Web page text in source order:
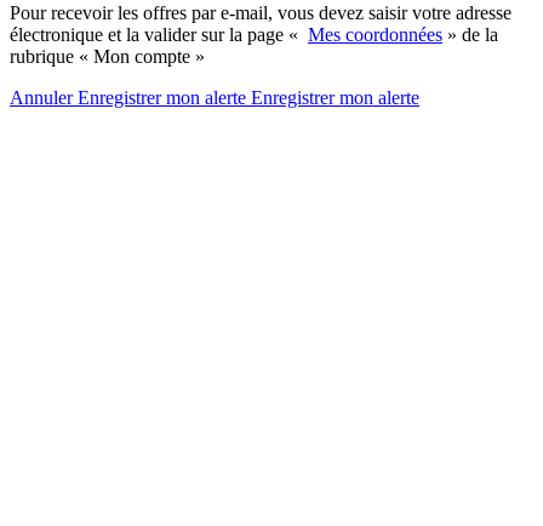
Pour recevoir les offres par e-mail, vous devez saisir votre adresse
électronique et la valider sur la page « Mes coordonnées » de la
rubrique « Mon compte »
AnnulerEnregistrer mon alerte Enregistrermon alerte